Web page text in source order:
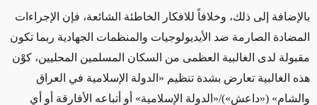
بالإضافة إلى ذلك، وخلافاً للافكار الخاطئة الشائعة، فإن الإجراءات
المضادة الصارمة ضد الأيديولوجيات والمنظمات الجهادية ربما تكون
مقبولة لدى الغالبية العظمى من السكان المسلمين المحليين، كوْن
هذه الغالبية تعارض بشدة تنظيم «الدولة الإسلامية في العراق
والشام» («داعش»)/«الدولة الإسلامية» أو أتباعه الأفارقة أو أي